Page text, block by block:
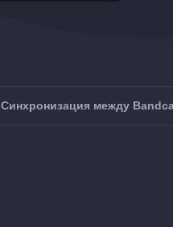
Синхронизация между